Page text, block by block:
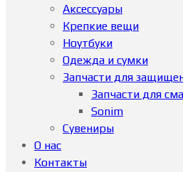
Аксессуары
Крепкие вещи
Ноутбуки
Одежда и сумки
Запчасти для
Запчасти для
Sonim
Сувениры
О нас
Контакты